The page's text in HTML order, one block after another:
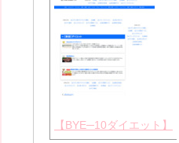
【BYE─10ダイエット】